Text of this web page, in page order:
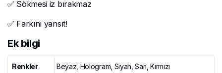
✅ Sökmesi iz bırakmaz
✅ Farkını yansıt!
Ek bilgi
Renkler Beyaz, Hologram, Siyah, Sarı, Kırmızı